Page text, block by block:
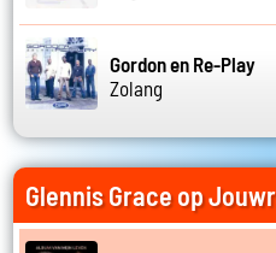
Gordon en Re-Play
Zolang
Glennis Grace op